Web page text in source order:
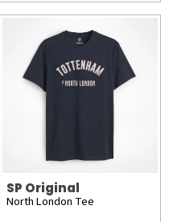
SP Original
North London Tee